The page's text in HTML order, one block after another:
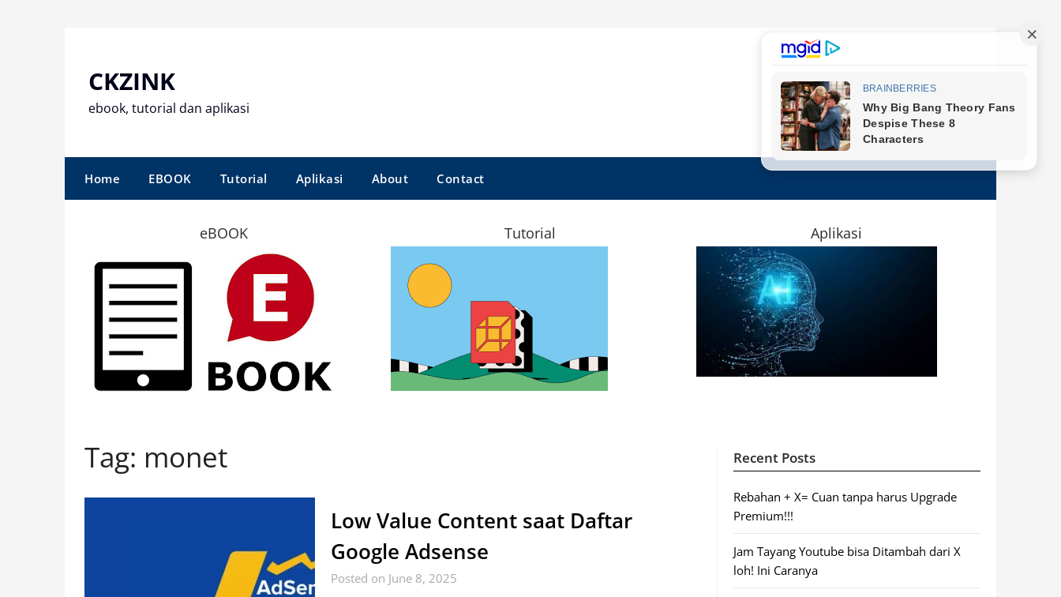
CKZINK
ebook, tutorial dan aplikasi
Home EBOOK Tutorial Aplikasi About Contact
eBOOK Tutorial Aplikasi
Tag: monet
Low Value Content saat Daftar
Google Adsense
Posted on June 8, 2025
Recent Posts
Rebahan + X= Cuan tanpa harus Upgrade
Premium!!!
Jam Tayang Youtube bisa Ditambah dari X
loh! Ini Caranya